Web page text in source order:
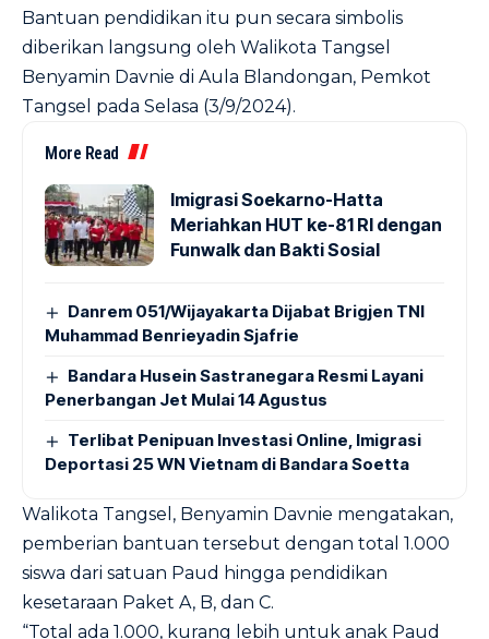
Bantuan pendidikan itu pun secara simbolis
diberikan langsung oleh Walikota Tangsel
Benyamin Davnie di Aula Blandongan, Pemkot
Tangsel pada Selasa (3/9/2024).
More Read
Imigrasi Soekarno-Hatta
Meriahkan HUT ke-81 RI dengan
Funwalk dan Bakti Sosial
Danrem 051/Wijayakarta Dijabat Brigjen TNI
Muhammad Benrieyadin Sjafrie
Bandara Husein Sastranegara Resmi Layani
Penerbangan Jet Mulai 14 Agustus
Terlibat Penipuan Investasi Online, Imigrasi
Deportasi 25 WN Vietnam di Bandara Soetta
Walikota Tangsel, Benyamin Davnie mengatakan,
pemberian bantuan tersebut dengan total 1.000
siswa dari satuan Paud hingga pendidikan
kesetaraan Paket A, B, dan C.
“Total ada 1.000, kurang lebih untuk anak Paud